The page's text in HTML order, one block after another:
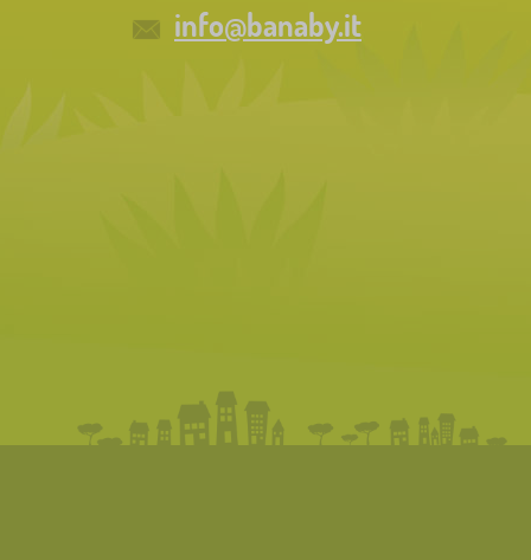
info@banaby.it